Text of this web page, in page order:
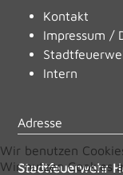
Kontakt
Impressum /
Intern
Adresse
Stadtfeuerwehr
Wir benutzen
Wir nutzen Cookies